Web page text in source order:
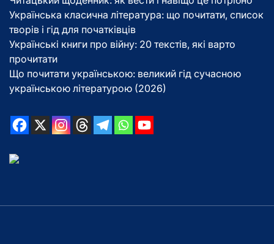
Українська класична література: що почитати, список
творів і гід для початківців
Українські книги про війну: 20 текстів, які варто
прочитати
Що почитати українською: великий гід сучасною
українською літературою (2026)